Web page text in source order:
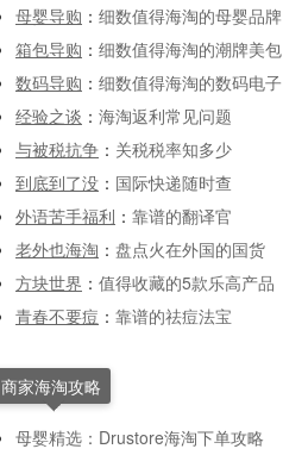
母婴导购 ： 细数值得海淘的母婴品牌
箱包导购 ： 细数值得海淘的潮牌美包
数码导购 ： 细数值得海淘的数码电子
经验之谈 ： 海淘返利常见问题
与被税抗争 ： 关税税率知多少
到底到了没 ： 国际快递随时查
外语苦手福利 ： 靠谱的翻译官
老外也海淘 ： 盘点火在外国的国货
方块世界 ： 值得收藏的5款乐高产品
青春不要痘 ： 靠谱的祛痘法宝
商家海淘攻略
母婴精选：Drustore海淘下单攻略